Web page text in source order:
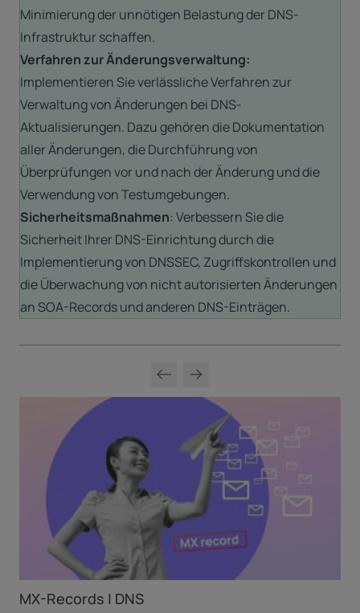
Minimierung der unnötigen Belastung der DNS-
Infrastruktur schaffen.
Verfahren zur Änderungsverwaltung:
Implementieren Sie verlässliche Verfahren zur
Verwaltung von Änderungen bei DNS-
Aktualisierungen. Dazu gehören die Dokumentation
aller Änderungen, die Durchführung von
Überprüfungen vor und nach der Änderung und die
Verwendung von Testumgebungen.
Sicherheitsmaßnahmen: Verbessern Sie die
Sicherheit Ihrer DNS-Einrichtung durch die
Implementierung von DNSSEC, Zugriffskontrollen und
die Überwachung von nicht autorisierten Änderungen
an SOA-Records und anderen DNS-Einträgen.
MX-Records | DNS